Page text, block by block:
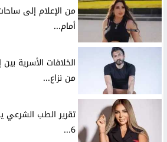
من الإعلام إلى
أمام...
الخلافات الأسرية
من نزاع...
تقرير الطب
6...